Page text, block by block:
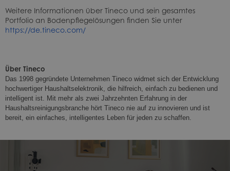
Weitere Informationen über Tineco und sein gesamtes
Portfolio an Bodenpflegelösungen finden Sie unter
https://de.tineco.com/
Über Tineco
Das 1998 gegründete Unternehmen Tineco widmet sich der Entwicklung
hochwertiger Haushaltselektronik, die hilfreich, einfach zu bedienen und
intelligent ist. Mit mehr als zwei Jahrzehnten Erfahrung in der
Haushaltsreinigungsbranche hört Tineco nie auf zu innovieren und ist
bereit, ein einfaches, intelligentes Leben für jeden zu schaffen.